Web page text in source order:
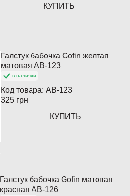
КУПИТЬ
Галстук бабочка Gofin желтая
матовая AB-123
в наличии
Код товара: AB-123
325 грн
КУПИТЬ
Галстук бабочка Gofin матовая
красная AB-126